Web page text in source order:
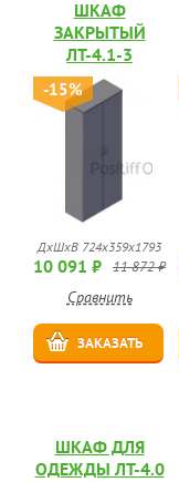
ШКАФ
ЗАКРЫТЫЙ
ЛТ-4.1-3
-15%
ДхШхВ 724х359х1793
10 091 ₽ 11 872 ₽
Сравнить
ЗАКАЗАТЬ
ШКАФ ДЛЯ
ОДЕЖДЫ ЛТ-4.0